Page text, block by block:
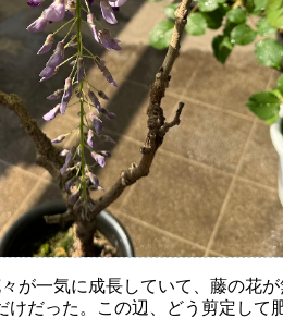
が一気に成長していて、藤の花
だった。この辺、どう剪定して